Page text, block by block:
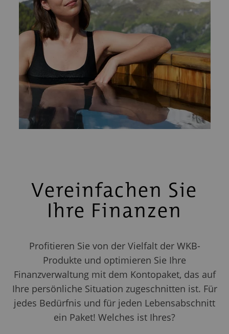
Vereinfachen Sie
Ihre Finanzen
Profitieren Sie von der Vielfalt der WKB-
Produkte und optimieren Sie Ihre
Finanzverwaltung mit dem Kontopaket, das auf
Ihre persönliche Situation zugeschnitten ist. Für
jedes Bedürfnis und für jeden Lebensabschnitt
ein Paket! Welches ist Ihres?